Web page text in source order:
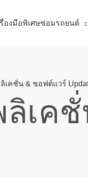
รื่องมือพิเศษซ่อมรถยนต์
เคชั่น & ซอฟต์แวร์
เค